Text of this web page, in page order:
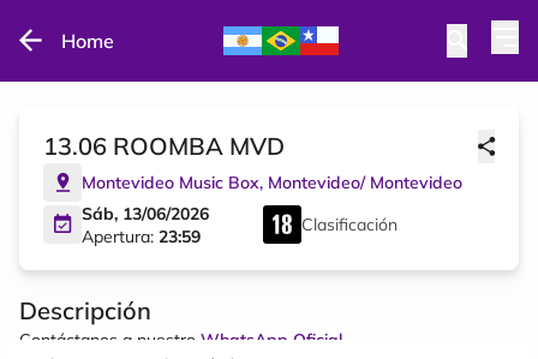
Home
13.06 ROOMBA MVD
Montevideo Music Box, Montevideo/ Montevideo
Sáb, 13/06/2026
Apertura: 23:59
Clasificación
Descripción
Contáctanos a nuestro WhatsApp Oficial